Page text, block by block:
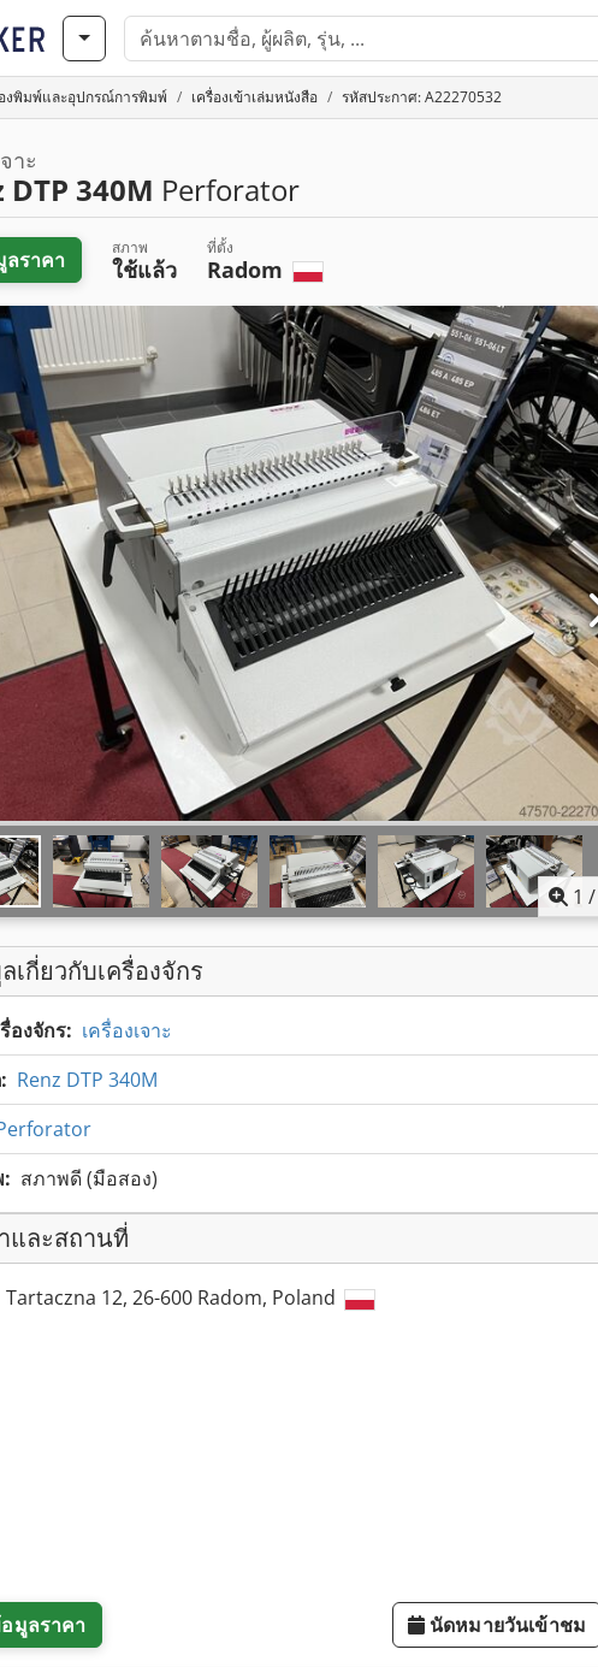
งพิมพ์และอุปกรณ์การพิมพ์ เครื่องเข้าเล่มหนังสือ รหัสประกาศ: A22270532
าะ
DTP 340M Perforator
ราคา สภาพ
ใช้แล้ว
ที่ตั้ง
Radom
1 /
เกี่ยวกับเครื่องจักร
องจักร: เครื่องเจาะ
Renz DTP 340M
สภาพดี (มือสอง)
และสถานที่
Tartaczna 12, 26-600 Radom, Poland
มูลราคา นัดหมายวันเข้าชม